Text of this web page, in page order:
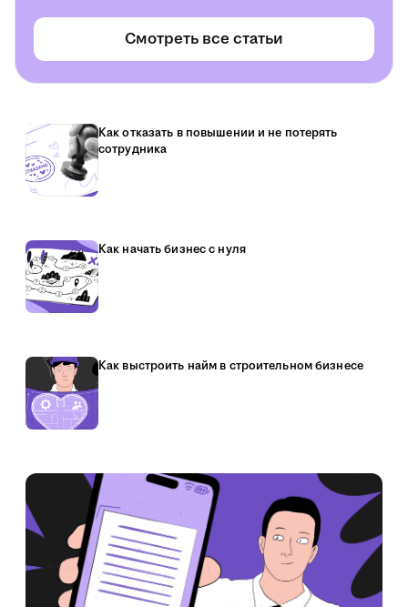
Смотреть все статьи
Как отказать в повышении и не потерять
сотрудника
Как начать бизнес с нуля
Как выстроить найм в строительном бизнесе